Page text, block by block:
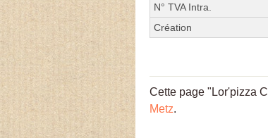
N° TVA Intra.
Création
Cette page "Lor'pizza
Metz.